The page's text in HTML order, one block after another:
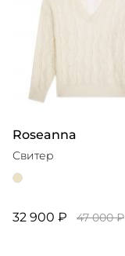
Roseanna
Свитер
32 900 ₽ 47 000 ₽